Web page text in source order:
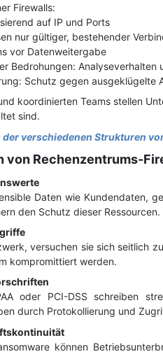
Firewalls:
auf IP und Ports
nur gültiger, bestehender
vor Datenweitergabe
Bedrohungen: Analyseverhalten
Schutz gegen ausgeklügelte
koordinierten Teams stellen
sind.
verschiedenen Strukturen
von Rechenzentrums-
Daten wie Kundendaten,
den Schutz dieser Ressourcen.
versuchen sie sich seitlich
kompromittiert werden.
oder PCI-DSS schreiben
durch Protokollierung und
können